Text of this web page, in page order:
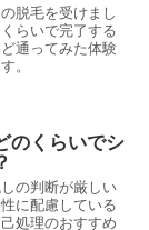
脱毛を受けまし
らいで完了する
通ってみた体験
。
のくらいでシ
の判断が厳しい
に配慮している
処理のおすすめ